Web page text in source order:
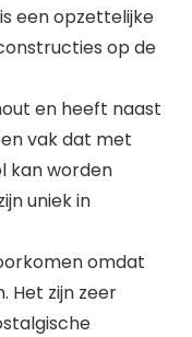
een opzettelijke
op de
en heeft naast
vak dat met
kan worden
uniek in
omdat
Het zijn zeer